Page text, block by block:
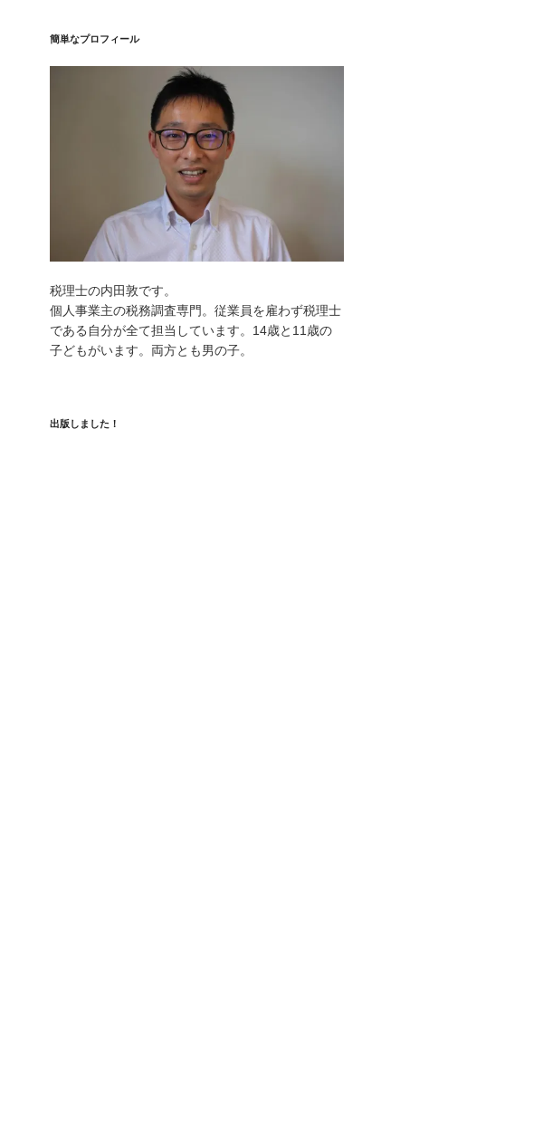
簡単なプロフィール
税理士の内田敦です。
個人事業主の税務調査専門。従業員を雇わず税理士
である自分が全て担当しています。14歳と11歳の
子どもがいます。両方とも男の子。
出版しました！